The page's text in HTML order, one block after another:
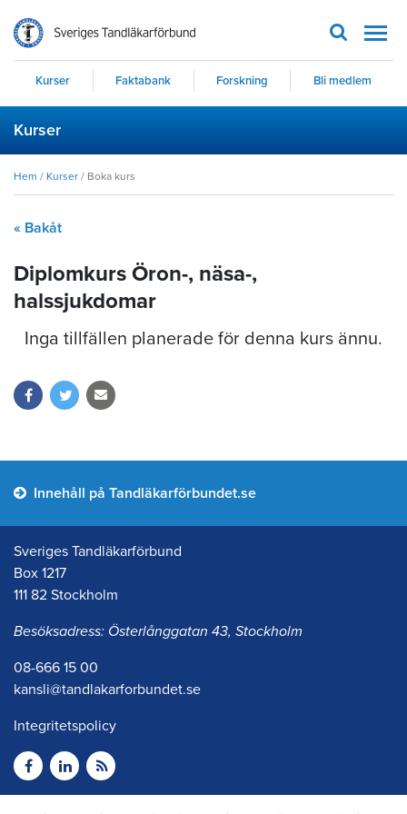
Kurser Faktabank Forskning Bli medlem
Kurser
Hem / Kurser / Boka kurs
« Bakåt
Diplomkurs Öron-, näsa-,
halssjukdomar
Inga tillfällen planerade för denna kurs ännu.
Innehåll på Tandläkarförbundet.se
Sveriges Tandläkarförbund
Box 1217
111 82 Stockholm
Besöksadress: Österlånggatan 43, Stockholm
08-666 15 00
kansli@tandlakarforbundet.se
Integritetspolicy